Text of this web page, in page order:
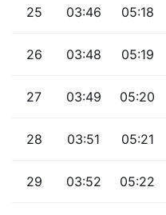
25 03:46 05:18
26 03:48 05:19
27 03:49 05:20
28 03:51 05:21
29 03:52 05:22